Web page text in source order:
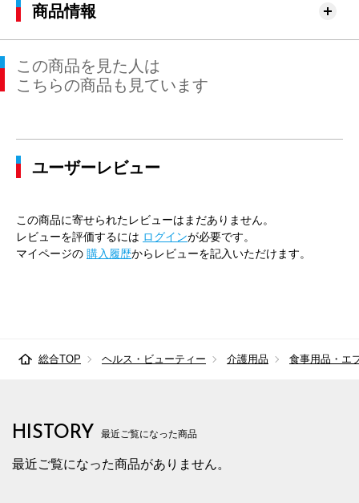
商品情報
この商品を見た人は
こちらの商品も見ています
ユーザーレビュー
この商品に寄せられたレビューはまだありません。
レビューを評価するには ログインが必要です。
マイページの 購入履歴からレビューを記入いただけます。
総合TOP ヘルス・ビューティー 介護用品 食事用品・エ
HISTORY 最近ご覧になった商品
最近ご覧になった商品がありません。